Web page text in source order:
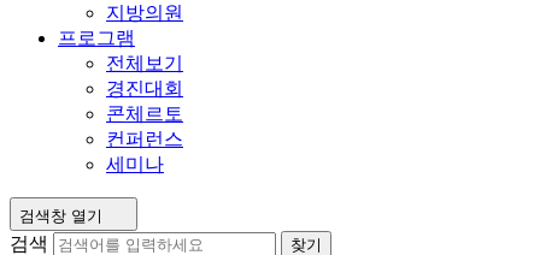
지방의원
프로그램
전체보기
경진대회
콘체르토
컨퍼런스
세미나
검색창 열기
검색 찾기